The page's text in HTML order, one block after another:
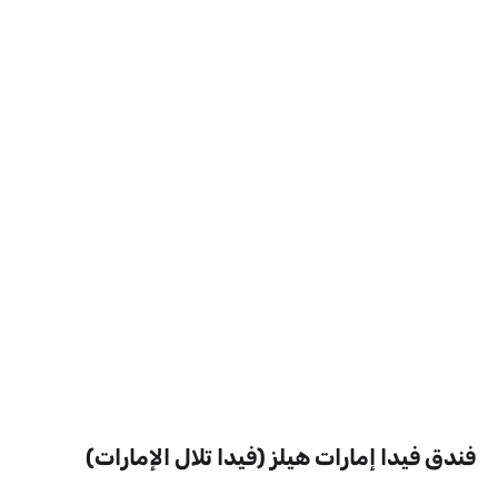
فندق فيدا إمارات هيلز (فيدا تلال الإمارات)